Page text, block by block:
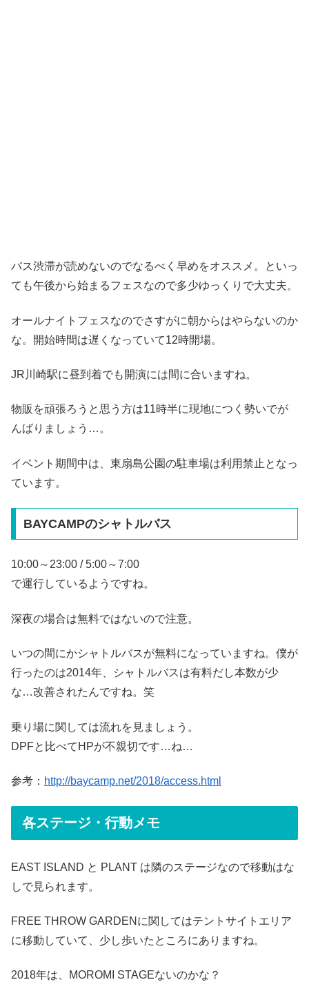
バス渋滞が読めないのでなるべく早めをオススメ。といっ
ても午後から始まるフェスなので多少ゆっくりで大丈夫。
オールナイトフェスなのでさすがに朝からはやらないのか
な。開始時間は遅くなっていて12時開場。
JR川崎駅に昼到着でも開演には間に合いますね。
物販を頑張ろうと思う方は11時半に現地につく勢いでが
んばりましょう…。
イベント期間中は、東扇島公園の駐車場は利用禁止となっ
ています。
BAYCAMPのシャトルバス
10:00～23:00 / 5:00～7:00
で運行しているようですね。
深夜の場合は無料ではないので注意。
いつの間にかシャトルバスが無料になっていますね。僕が
行ったのは2014年、シャトルバスは有料だし本数が少
な…改善されたんですね。笑
乗り場に関しては流れを見ましょう。
DPFと比べてHPが不親切です…ね…
参考： http://baycamp.net/2018/access.html
各ステージ・行動メモ
EAST ISLAND と PLANT は隣のステージなので移動はな
しで見られます。
FREE THROW GARDENに関してはテントサイトエリア
に移動していて、少し歩いたところにありますね。
2018年は、MOROMI STAGEないのかな？